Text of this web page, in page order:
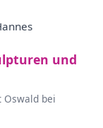
und
Oswald bei